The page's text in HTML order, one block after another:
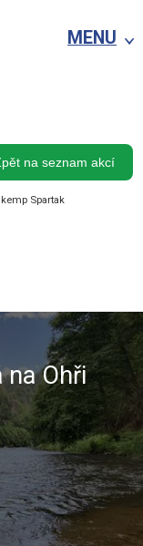
MENU
na seznam akcí
Spartak
na Ohři